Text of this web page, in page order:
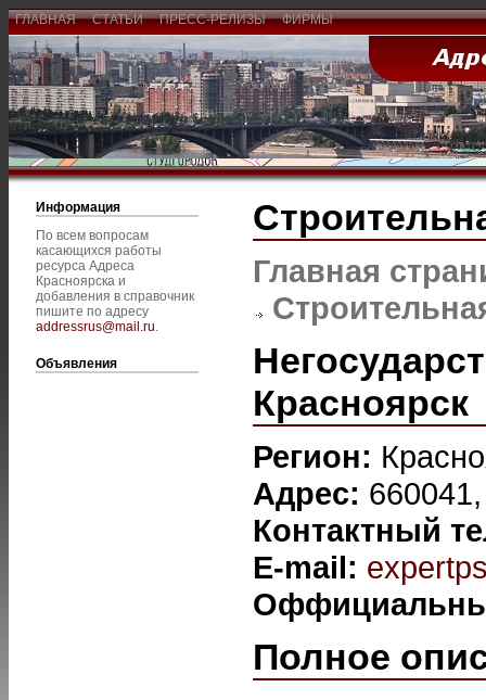
ГЛАВНАЯ СТАТЬИ ПРЕСС-РЕЛИЗЫ ФИРМЫ
Информация
По всем вопросам
касающихся работы
ресурса Адреса
Красноярска и
добавления в справочник
пишите по адресу
addressrus@mail.ru.
Объявления
Главная
Красноярск
Регион:
Адрес:
Контактный
E-mail:
Полное